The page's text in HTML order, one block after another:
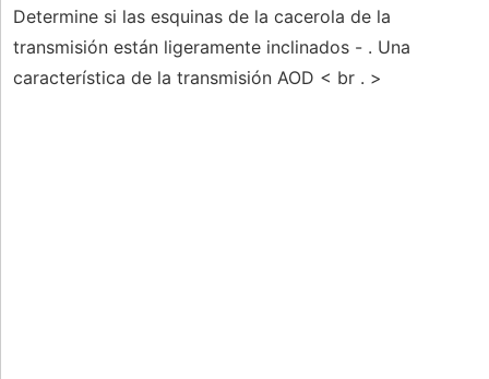
Determine si las esquinas de la cacerola de la
transmisión están ligeramente inclinados - . Una
característica de la transmisión AOD < br . >